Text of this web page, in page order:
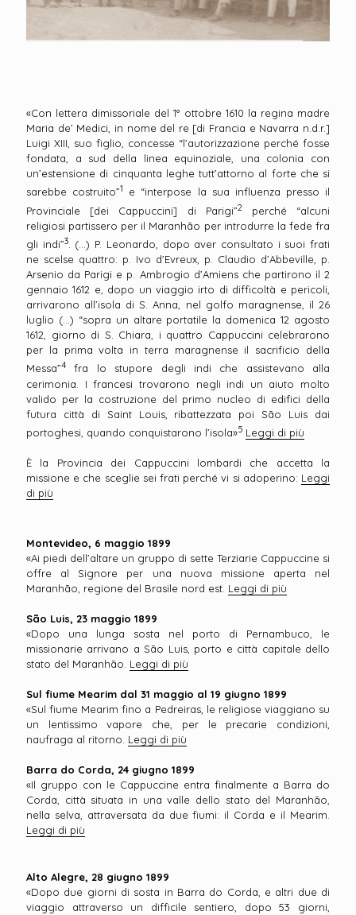
«Con lettera dimissoriale del 1° ottobre 1610 la regina madre
Maria de’ Medici, in nome del re [di Francia e Navarra n.d.r.]
Luigi XIII, suo figlio, concesse “l’autorizzazione perché fosse
fondata, a sud della linea equinoziale, una colonia con
un’estensione di cinquanta leghe tutt’attorno al forte che si
sarebbe costruito”1
e “interpose la sua influenza presso il
Provinciale [dei Cappuccini] di Parigi”2
perché “alcuni
religiosi partissero per il Maranhão per introdurre la fede fra
gli indi”3. (...) P. Leonardo, dopo aver consultato i suoi frati
ne scelse quattro: p. Ivo d’Evreux, p. Claudio d’Abbeville, p.
Arsenio da Parigi e p. Ambrogio d’Amiens che partirono il 2
gennaio 1612 e, dopo un viaggio irto di difficoltà e pericoli,
arrivarono all’isola di S. Anna, nel golfo maragnense, il 26
luglio (…) “sopra un altare portatile la domenica 12 agosto
1612, giorno di S. Chiara, i quattro Cappuccini celebrarono
per la prima volta in terra maragnense il sacrificio della
Messa”4 fra lo stupore degli indi che assistevano alla
cerimonia. I francesi trovarono negli indi un aiuto molto
valido per la costruzione del primo nucleo di edifici della
futura città di Saint Louis, ribattezzata poi São Luis dai
portoghesi, quando conquistarono l’isola»5 Leggi di più
È la Provincia dei Cappuccini lombardi che accetta la
missione e che sceglie sei frati perché vi si adoperino: Leggi
di più
Montevideo, 6 maggio 1899
«Ai piedi dell’altare un gruppo di sette Terziarie Cappuccine si
offre al Signore per una nuova missione aperta nel
Maranhão, regione del Brasile nord est. Leggi di più
São Luis, 23 maggio 1899
«Dopo una lunga sosta nel porto di Pernambuco, le
missionarie arrivano a São Luis, porto e città capitale dello
stato del Maranhão. Leggi di più
Sul fiume Mearim dal 31 maggio al 19 giugno 1899
«Sul fiume Mearim fino a Pedreiras, le religiose viaggiano su
un lentissimo vapore che, per le precarie condizioni,
naufraga al ritorno. Leggi di più
Barra do Corda, 24 giugno 1899
«Il gruppo con le Cappuccine entra finalmente a Barra do
Corda, città situata in una valle dello stato del Maranhão,
nella selva, attraversata da due fiumi: il Corda e il Mearim.
Leggi di più
Alto Alegre, 28 giugno 1899
«Dopo due giorni di sosta in Barra do Corda, e altri due di
viaggio attraverso un difficile sentiero, dopo 53 giorni,